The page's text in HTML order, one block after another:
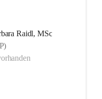
Raidl, MSc